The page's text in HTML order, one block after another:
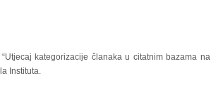
kategorizacije članaka u citatnim bazama na
Instituta.